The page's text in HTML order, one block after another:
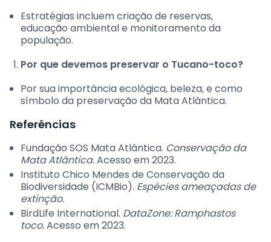
Estratégias incluem criação de reservas,
educação ambiental e monitoramento da
população.
Por que devemos preservar o Tucano-toco?
Por sua importância ecológica, beleza, e como
símbolo da preservação da Mata Atlântica.
Referências
Fundação SOS Mata Atlântica. Conservação da
Mata Atlântica.Acesso em 2023.
Instituto Chico Mendes de Conservação da
Biodiversidade (ICMBio). Espécies ameaçadas de
extinção.
BirdLife International. DataZone: Ramphastos
toco.Acesso em 2023.